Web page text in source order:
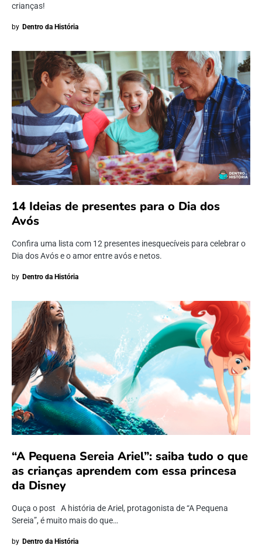
crianças!
by Dentro da História
14 Ideias de presentes para o Dia dos
Avós
Confira uma lista com 12 presentes inesquecíveis para celebrar o
Dia dos Avós e o amor entre avós e netos.
by Dentro da História
“A Pequena Sereia Ariel”: saiba tudo o que
as crianças aprendem com essa princesa
da Disney
Ouça o post A história de Ariel, protagonista de “A Pequena
Sereia”, é muito mais do que…
by Dentro da História